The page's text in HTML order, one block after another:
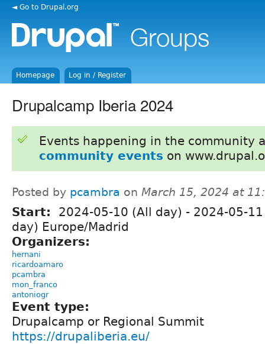
◄ Go to Drupal.org
Homepage Log in / Register
Drupalcamp Iberia 2024
Events happening in the community
community events on
Posted by pcambra on March 15, 2024 at
Start: 2024-05-10 (All day) - 2024-05-
day) Europe/Madrid
Organizers:
hernani
ricardoamaro
pcambra
mon_franco
antoniogr
Event type:
Drupalcamp or Regional Summit
https://drupaliberia.eu/